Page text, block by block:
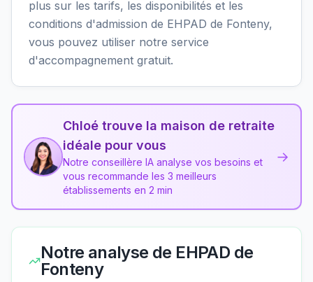
plus sur les tarifs, les disponibilités et les
conditions d'admission de EHPAD de Fonteny,
vous pouvez utiliser notre service
d'accompagnement gratuit.
Chloé trouve la maison de retraite
idéale pour vous
Notre conseillère IA analyse vos besoins et
vous recommande les 3 meilleurs
établissements en 2 min
→
Notre analyse de EHPAD de
Fonteny